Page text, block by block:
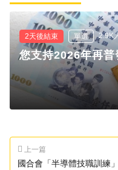
2天後結束 單選 2.9K
您支持2026年再普
上一篇
國合會「半導體技職訓練」